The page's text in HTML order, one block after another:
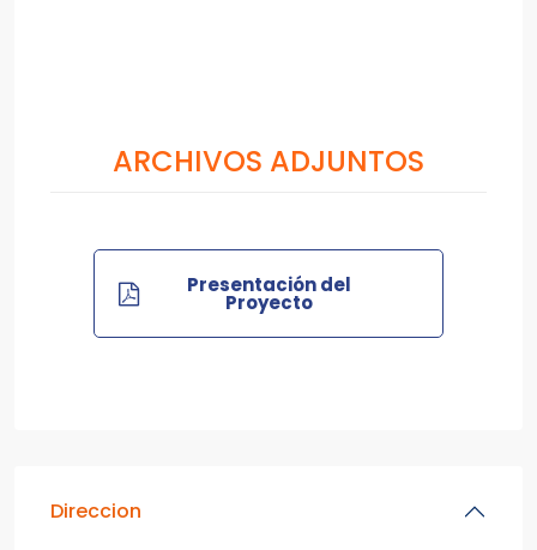
ARCHIVOS ADJUNTOS
Presentación del
Proyecto
Direccion